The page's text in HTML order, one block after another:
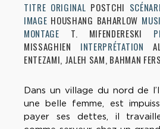
TITRE ORIGINAL POSTCHI
IMAGE HOUSHANG BAHARLOW
MONTAGE T. MIFENDERESKI
MISSAGHIEN INTERPRÉTATION
ENTEZAMI, JALEH SAM, BAHMAN
Dans un village du nord de
une belle femme, est
payer ses dettes, il